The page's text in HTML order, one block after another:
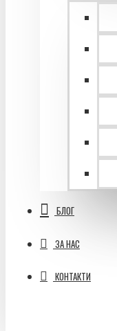
БЛОГ
ЗА НАС
КОНТАКТИ